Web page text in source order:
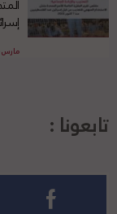
مارس 24, 2026
تابعونا :